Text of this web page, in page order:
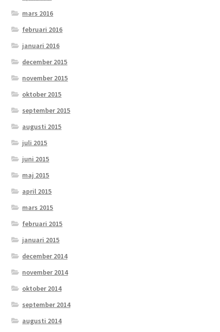
mars 2016
februari 2016
januari 2016
december 2015
november 2015
oktober 2015
september 2015
augusti 2015
juli 2015
juni 2015
maj 2015
april 2015
mars 2015
februari 2015
januari 2015
december 2014
november 2014
oktober 2014
september 2014
augusti 2014